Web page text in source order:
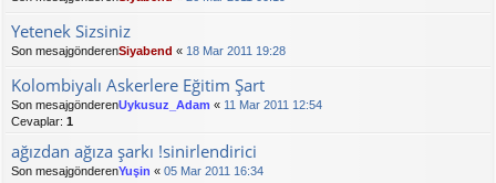
Yetenek Sizsiniz
Son mesajgönderenSiyabend « 18 Mar 2011 19:28
Kolombiyalı Askerlere Eğitim Şart
Son mesajgönderenUykusuz_Adam « 11 Mar 2011 12:54
Cevaplar: 1
ağızdan ağıza şarkı !sinirlendirici
Son mesajgönderenYuşin « 05 Mar 2011 16:34